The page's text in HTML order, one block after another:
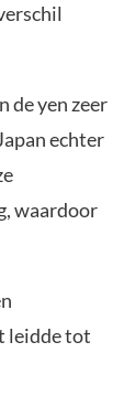
de yen zeer
echter
waardoor
leidde tot